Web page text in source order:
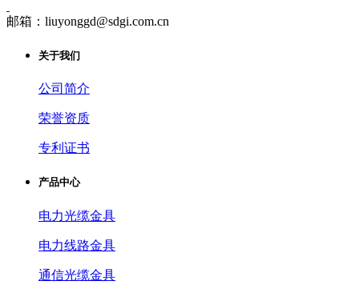
邮箱：liuyonggd@sdgi.com.cn
关于我们
公司简介
荣誉资质
专利证书
产品中心
电力光缆金具
电力线路金具
通信光缆金具